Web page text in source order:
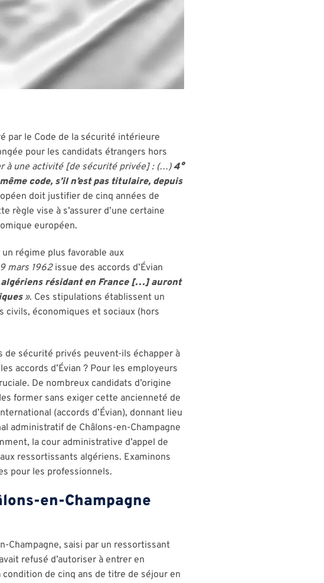
par le Code de la sécurité intérieure
pour les candidats étrangers hors
à une activité [de sécurité privée] : (…)4°
code, s’il n’est pas titulaire, depuis
doit justifier de cinq années de
règle vise à s’assurer d’une certaine
européen.
régime plus favorable aux
mars 1962issue des accords d’Évian
résidant en France […] auront
». Ces stipulations établissent un
civils, économiques et sociaux (hors
sécurité privés peuvent-ils échapper à
accords d’Évian ? Pour les employeurs
De nombreux candidats d’origine
former sans exiger cette ancienneté de
(accords d’Évian), donnant lieu
administratif de Châlons-en-Champagne
la cour administrative d’appel de
ressortissants algériens. Examinons
pour les professionnels.
en-Champagne
Champagne, saisi par un ressortissant
avait refusé d’autoriser à entrer en
de cinq ans de titre de séjour en